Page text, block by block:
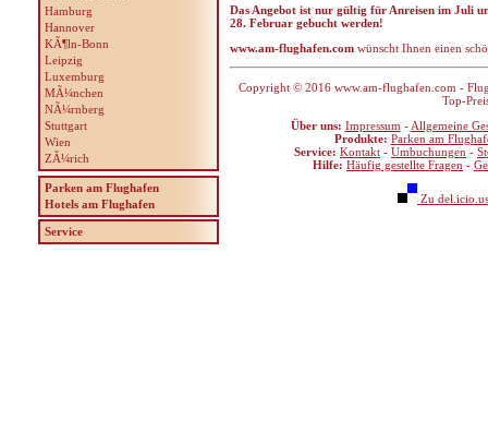
Das Angebot ist nur gültig für Anreisen im Juli
28. Februar gebucht werden!
www.am-flughafen.com wünscht Ihnen einen
Copyright © 2016 www.am-flughafen.com -
Top-
Über uns: Impressum - Allgemeine
Produkte: Parken am
Service: Kontakt - Umbuchungen -
Hilfe: Häufig gestellte Fragen -
Zu
Hamburg
Hannover
KÃ¶ln-Bonn
Leipzig
Luxemburg
MÃ¼nchen
NÃ¼rnberg
Stuttgart
Wien
ZÃ¼rich
Parken am Flughafen
Hotels am Flughafen
Service